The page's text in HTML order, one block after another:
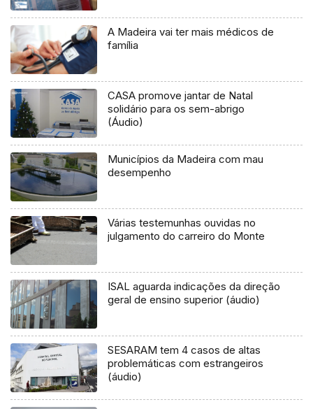
A Madeira vai ter mais médicos de
família
CASA promove jantar de Natal
solidário para os sem-abrigo
(Áudio)
Municípios da Madeira com mau
desempenho
Várias testemunhas ouvidas no
julgamento do carreiro do Monte
ISAL aguarda indicações da direção
geral de ensino superior (áudio)
SESARAM tem 4 casos de altas
problemáticas com estrangeiros
(áudio)